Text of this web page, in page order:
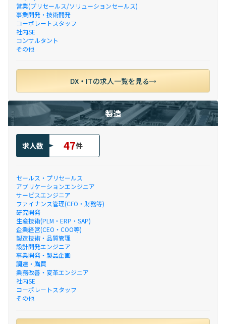
営業(プリセールス/ソリューションセールス)
事業開発・技術開発
コーポレートスタッフ
社内SE
コンサルタント
その他
DX・ITの求人一覧を見る
製造
求人数 47件
セールス・プリセールス
アプリケーションエンジニア
サービスエンジニア
ファイナンス管理(CFO・財務等)
研究開発
生産技術(PLM・ERP・SAP)
企業経営(CEO・COO等)
製造技術・品質管理
設計開発エンジニア
事業開発・製品企画
調達・購買
業務改善・変革エンジニア
社内SE
コーポレートスタッフ
その他